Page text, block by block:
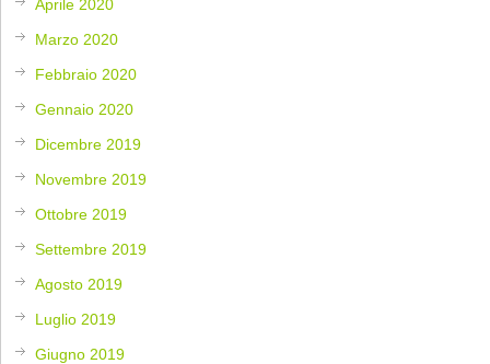
Aprile 2020
Marzo 2020
Febbraio 2020
Gennaio 2020
Dicembre 2019
Novembre 2019
Ottobre 2019
Settembre 2019
Agosto 2019
Luglio 2019
Giugno 2019